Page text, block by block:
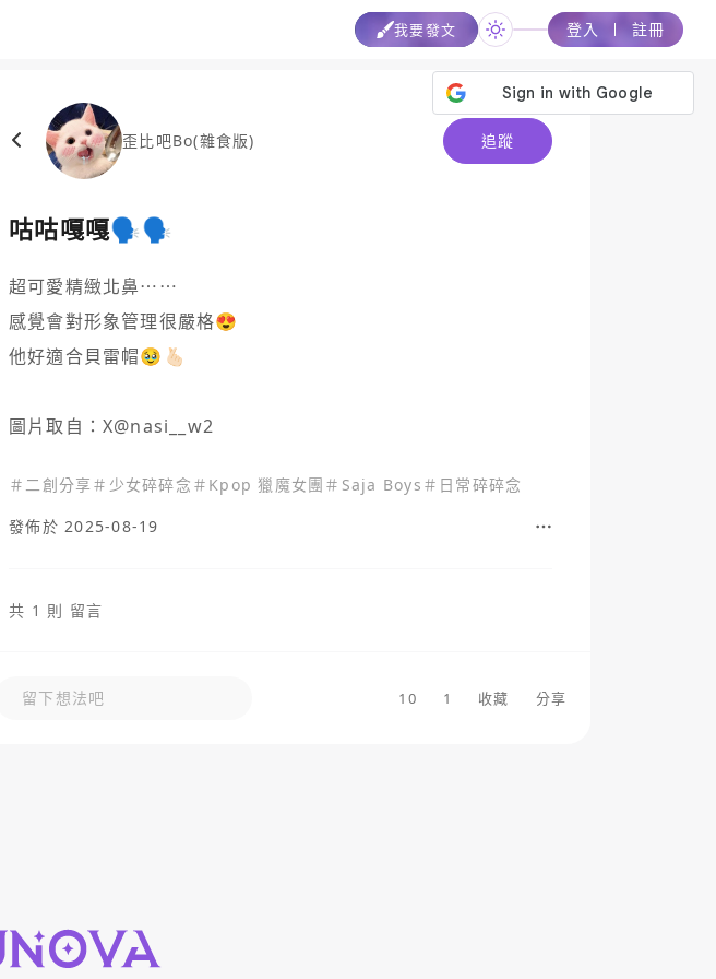
我要發文 登入 註冊
歪比吧Bo(雜食版) 追蹤
咕咕嘎嘎🗣️🗣️
超可愛精緻北鼻⋯⋯
感覺會對形象管理很嚴格😍
他好適合貝雷帽🥹🫰🏻
＃ 二創分享＃ 少女碎碎念 ＃ Kpop 獵魔女團 ＃ Saja Boys ＃ 日常碎碎念
發佈於 2025-08-19
共 1 則 留言
留下想法吧 10 1 收藏 分享